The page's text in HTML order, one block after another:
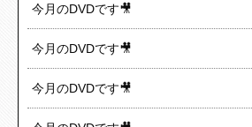
今月のDVDです🎥
今月のDVDです🎥
今月のDVDです🎥